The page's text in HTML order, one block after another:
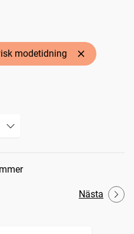
modetidning
Nästa